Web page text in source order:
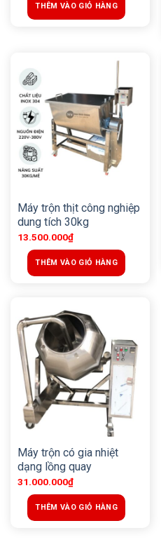
THÊM VÀO GIỎ HÀNG
Máy trộn thịt công nghiệp
dung tích 30kg
13.500.000₫
THÊM VÀO GIỎ HÀNG
Máy trộn có gia nhiệt
dạng lồng quay
31.000.000₫
THÊM VÀO GIỎ HÀNG